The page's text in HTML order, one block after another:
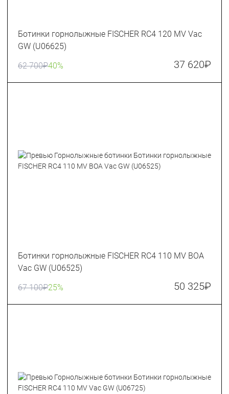
Ботинки горнолыжные FISCHER RC4 120 MV Vac
GW (U06625)
62 700₽40% 37 620₽
Ботинки горнолыжные FISCHER RC4 110 MV BOA
Vac GW (U06525)
67 100₽25% 50 325₽